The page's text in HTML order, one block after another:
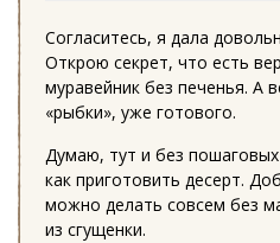
Согласитесь, я дала
Открою секрет, что есть
муравейник без печенья. А
«рыбки», уже готового.
Думаю, тут и без
как приготовить десерт.
можно делать совсем без
из сгущенки.